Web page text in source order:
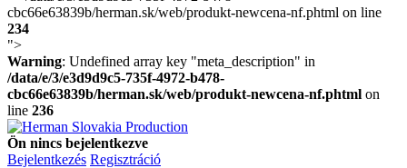
cbc66e63839b/herman.sk/web/produkt-newcena-nf.phtml on line
234
">
Warning: Undefined array key "meta_description" in
/data/e/3/e3d9d9c5-735f-4972-b478-
cbc66e63839b/herman.sk/web/produkt-newcena-nf.phtml on
line 236
Ön nincs bejelentkezve
Bejelentkezés Regisztráció